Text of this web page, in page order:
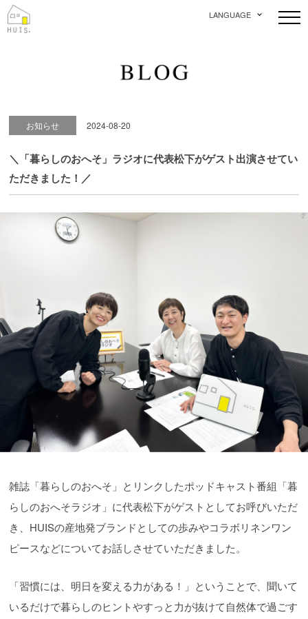
LANGUAGE
お知らせ 2024-08-20
＼「暮らしのおへそ」ラジオに代表松下がゲスト出演させてい
ただきました！／
雑誌「暮らしのおへそ」とリンクしたポッドキャスト番組「暮
らしのおへそラジオ」に代表松下がゲストとしてお呼びいただ
き、HUISの産地発ブランドとしての歩みやコラボリネンワン
ピースなどについてお話しさせていただきました。
「習慣には、明日を変える力がある！」ということで、聞いて
いるだけで暮らしのヒントやすっと力が抜けて自然体で過ごす